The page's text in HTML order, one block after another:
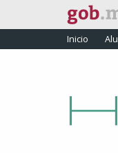
Inicio